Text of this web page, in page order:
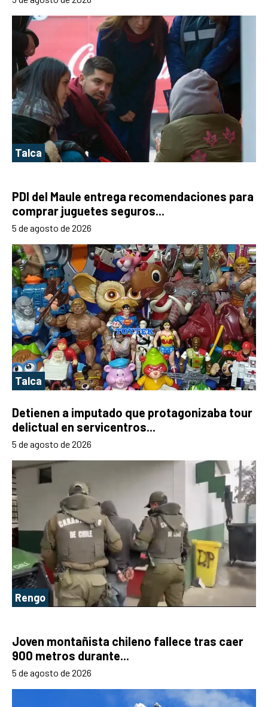
Talca
PDI del Maule entrega recomendaciones para
comprar juguetes seguros...
5 de agosto de 2026
Talca
Detienen a imputado que protagonizaba tour
delictual en servicentros...
5 de agosto de 2026
Rengo
Joven montañista chileno fallece tras caer
900 metros durante...
5 de agosto de 2026